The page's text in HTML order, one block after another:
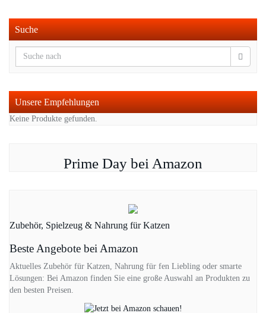
Suche
Unsere Empfehlungen
Keine Produkte gefunden.
Prime Day bei Amazon
Zubehör, Spielzeug & Nahrung für Katzen
Beste Angebote bei Amazon
Aktuelles Zubehör für Katzen, Nahrung für fen Liebling oder smarte
Lösungen: Bei Amazon finden Sie eine große Auswahl an Produkten zu
den besten Preisen.